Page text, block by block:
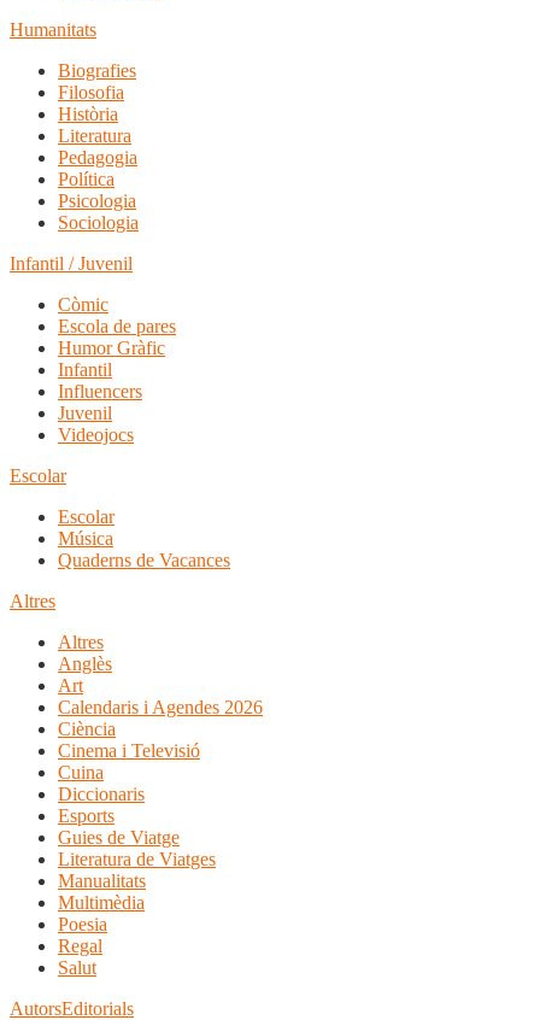
Humanitats
Biografies
Filosofia
Història
Literatura
Pedagogia
Política
Psicologia
Sociologia
Infantil / Juvenil
Còmic
Escola de pares
Humor Gràfic
Infantil
Influencers
Juvenil
Videojocs
Escolar
Escolar
Música
Quaderns de Vacances
Altres
Altres
Anglès
Art
Calendaris i Agendes 2026
Ciència
Cinema i Televisió
Cuina
Diccionaris
Esports
Guies de Viatge
Literatura de Viatges
Manualitats
Multimèdia
Poesia
Regal
Salut
AutorsEditorials